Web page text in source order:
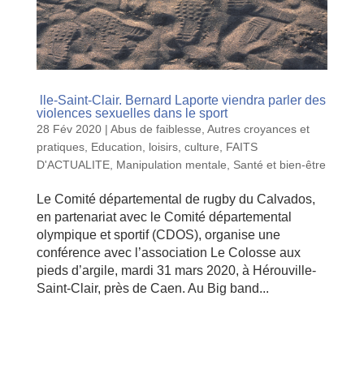
lle-Saint-Clair. Bernard Laporte viendra parler des
violences sexuelles dans le sport
28 Fév 2020| Abus de faiblesse Autres croyances et
pratiques, Education, loisirs, culture
FAITS
D'ACTUALITE, Manipulation mentale Santé et bien-être
Le Comité départemental de rugby du Calvados,
en partenariat avec le Comité départemental
olympique et sportif (CDOS), organise une
conférence avec l’association Le Colosse aux
pieds d’argile, mardi 31 mars 2020, à Hérouville-
Saint-Clair, près de Caen. Au Big band...